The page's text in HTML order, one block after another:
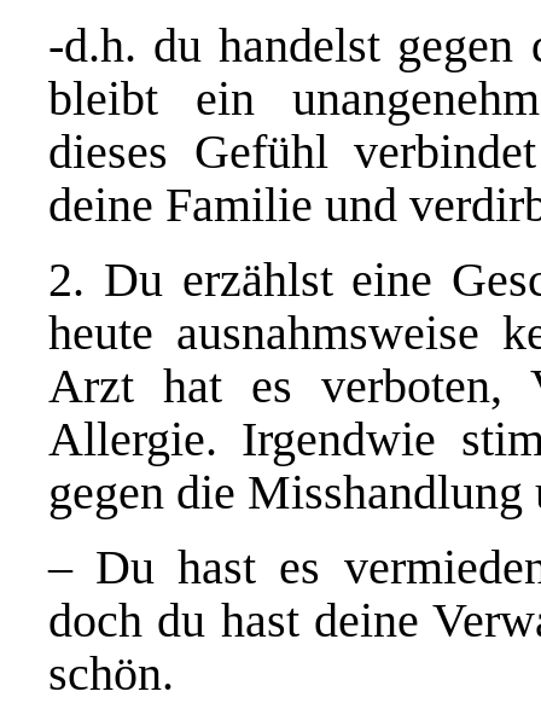
-d.h. du handelst gegen
bleibt ein
dieses Gefühl
deine Familie und
2. Du erzählst eine
heute ausnahmsweise
Arzt hat es verboten,
Allergie. Irgendwie
gegen die
– Du hast es
doch du hast deine
schön.